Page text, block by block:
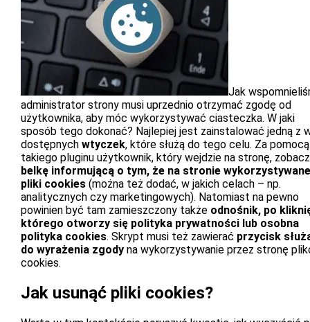
Jak
administrator strony musi uprzednio otrzymać zgodę od
użytkownika, aby móc wykorzystywać ciasteczka. W jaki
sposób tego dokonać? Najlepiej jest zainstalować jedną z
dostępnych wtyczek, które służą do tego celu. Za pomocą
takiego pluginu użytkownik, który wejdzie na stronę,
belkę informującą o tym, że na stronie
pliki cookies (można też dodać, w jakich celach – np.
analitycznych czy marketingowych). Natomiast na pewno
powinien być tam zamieszczony także odnośnik, po
którego otworzy się polityka prywatności lub osobna
polityka cookies. Skrypt musi też zawierać przycisk
do wyrażenia zgody na wykorzystywanie przez stronę
cookies.
Jak usunąć pliki cookies?